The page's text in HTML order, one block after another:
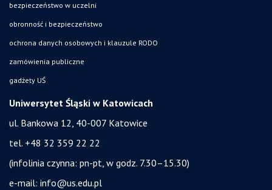
bezpieczeństwo w uczelni
obronność i bezpieczeństwo
ochrona danych osobowych i klauzule RODO
zamówienia publiczne
gadżety UŚ
Uniwersytet Śląski w Katowicach
ul. Bankowa 12, 40-007 Katowice
tel. +48 32 359 22 22
(infolinia czynna: pn-pt, w godz. 7.30–15.30)
e-mail: info@us.edu.pl